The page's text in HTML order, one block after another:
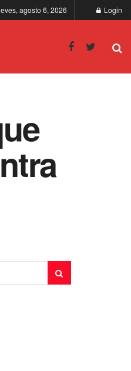
agosto 6, 2026 Login